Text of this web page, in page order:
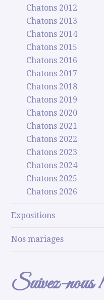
Chatons 2012
Chatons 2013
Chatons 2014
Chatons 2015
Chatons 2016
Chatons 2017
Chatons 2018
Chatons 2019
Chatons 2020
Chatons 2021
Chatons 2022
Chatons 2023
Chatons 2024
Chatons 2025
Chatons 2026
Expositions
Nos mariages
Suivez-nous !